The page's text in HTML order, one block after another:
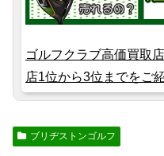
ゴルフクラブ高価買取
店1位から3位までをご
ブリヂストンゴルフ